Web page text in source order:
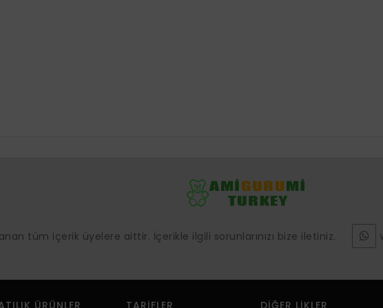
tüm içerik üyelere aittir. İçerikle ilgili sorunlarınızı bize iletiniz.
ÜRÜNLER TARIFLER DIĞER LIKLER